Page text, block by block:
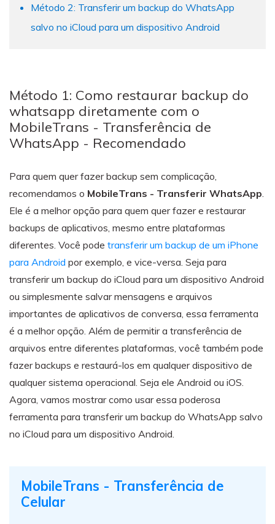
Método 2: Transferir um backup do WhatsApp
salvo no iCloud para um dispositivo Android
Método 1: Como restaurar backup do
whatsapp diretamente com o
MobileTrans - Transferência de
WhatsApp - Recomendado
Para quem quer fazer backup sem complicação,
recomendamos o MobileTrans - Transferir WhatsApp
Ele é a melhor opção para quem quer fazer e restaurar
backups de aplicativos, mesmo entre plataformas
diferentes. Você pode transferir um backup de um iPhone
para Android por exemplo, e vice-versa. Seja para
transferir um backup do iCloud para um dispositivo Android
ou simplesmente salvar mensagens e arquivos
importantes de aplicativos de conversa, essa ferramenta
é a melhor opção. Além de permitir a transferência de
arquivos entre diferentes plataformas, você também pode
fazer backups e restaurá-los em qualquer dispositivo de
qualquer sistema operacional. Seja ele Android ou iOS.
Agora, vamos mostrar como usar essa poderosa
ferramenta para transferir um backup do WhatsApp salvo
no iCloud para um dispositivo Android.
MobileTrans - Transferência de
Celular